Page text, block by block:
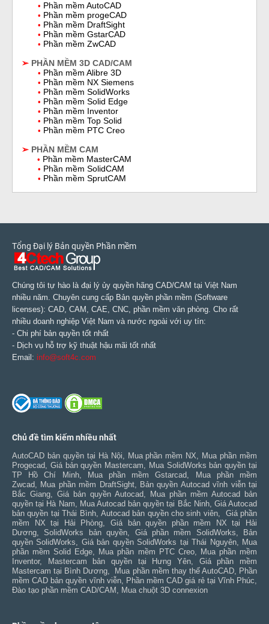
• Phần mềm AutoCAD
• Phần mềm progeCAD
• Phần mềm DraftSight
• Phần mềm GstarCAD
• Phần mềm ZwCAD
➢ PHẦN MỀM 3D CAD/CAM
• Phần mềm Alibre 3D
• Phần mềm NX Siemens
• Phần mềm SolidWorks
• Phần mềm Solid Edge
• Phần mềm Inventor
• Phần mềm Top Solid
• Phần mềm PTC Creo
➢ PHẦN MỀM CAM
• Phần mềm MasterCAM
• Phần mềm SolidCAM
• Phần mềm SprutCAM
Tổng Đại lý Bản quyền Phần mềm
Chúng tôi tự hào là đại lý ủy quyền hãng CAD/CAM tại Việt Nam
nhiều năm. Chuyên cung cấp Bản quyền phần mềm (Software
licenses): CAD, CAM, CAE, CNC, phần mềm văn phòng. Cho rất
nhiều doanh nghiệp Việt Nam và nước ngoài với uy tín:
- Chi phí bản quyền tốt nhất
- Dịch vụ hỗ trợ kỹ thuật hậu mãi tốt nhất
Email: info@soft4c.com
Chủ đề tìm kiếm nhiều nhất
AutoCAD bản quyền tại Hà Nội, Mua phần mềm NX, Mua phần mềm
Progecad, Giá bản quyền Mastercam, Mua SolidWorks bản quyền tại
TP Hồ Chí Minh, Mua phần mềm Gstarcad,
Mua phần mềm
Zwcad, Mua phần mềm DraftSight, Bản quyền Autocad vĩnh viễn tại
Bắc Giang, Giá bản quyền Autocad,
Mua phần mềm Autocad bản
quyền tại Hà Nam, Mua Autocad bản quyền tại Bắc Ninh, Giá Autocad
bản quyền tại Thái Bình, Autocad bản quyền cho sinh viên, Giá phần
mềm NX tại Hải Phòng, Giá bản quyền phần mềm NX tại Hải
Dương,SolidWorks bản quyền, Giá phần mềm SolidWorks,
Bản
quyền SolidWorks, Giá bản quyền SolidWorks tại Thái Nguyên, Mua
phần mềm Solid Edge, Mua phần mềm PTC Creo, Mua phần mềm
Inventor, Mastercam bản quyền tại Hưng Yên, Giá phần mềm
Mastercam tại Bình Dương, Mua phần mềm thay thế AutoCAD, Phần
mềm CAD bản quyền vĩnh viễn, Phần mềm CAD giá rẻ tại Vĩnh Phúc,
Đào tạo phần mềm CAD/CAM , Mua chuột 3D connexion